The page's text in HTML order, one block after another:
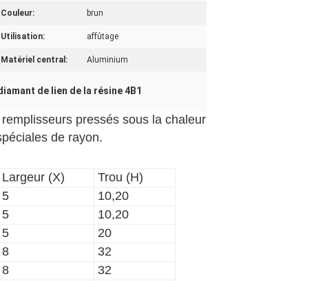
Couleur: brun
Utilisation: affûtage
Matériel central: Aluminium
de lien de la résine 4B1
pressés sous la chaleur
de rayon.
Largeur (X)
Trou (H)
5
10,20
5
10,20
5
20
8
32
8
32